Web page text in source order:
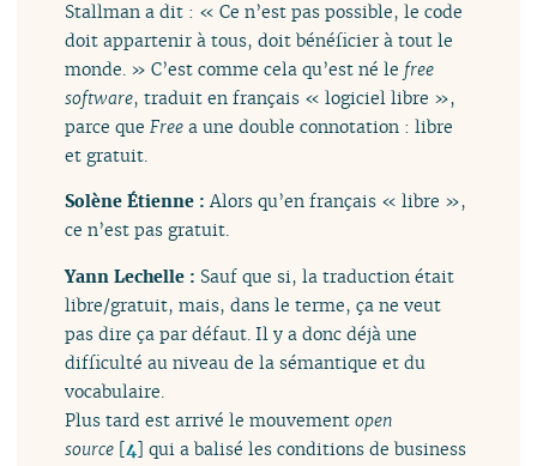
Stallman a dit : « Ce n’est pas possible, le code
doit appartenir à tous, doit bénéficier à tout le
monde. » C’est comme cela qu’est né le free
software, traduit en français « logiciel libre »,
parce queFree a une double connotation : libre
et gratuit.
Solène Étienne :Alors qu’en français « libre »,
ce n’est pas gratuit.
Yann Lechelle : Sauf que si, la traduction était
libre/gratuit, mais, dans le terme, ça ne veut
pas dire ça par défaut. Il y a donc déjà une
difficulté au niveau de la sémantique et du
vocabulaire.
Plus tard est arrivé le mouvementopen
source [4] qui a balisé les conditions de business